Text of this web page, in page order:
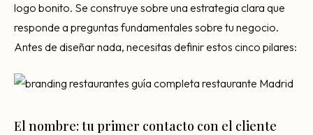
logo bonito. Se construye sobre una estrategia clara que
responde a preguntas fundamentales sobre tu negocio.
Antes de diseñar nada, necesitas definir estos cinco pilares:
El nombre: tu primer contacto con el cliente